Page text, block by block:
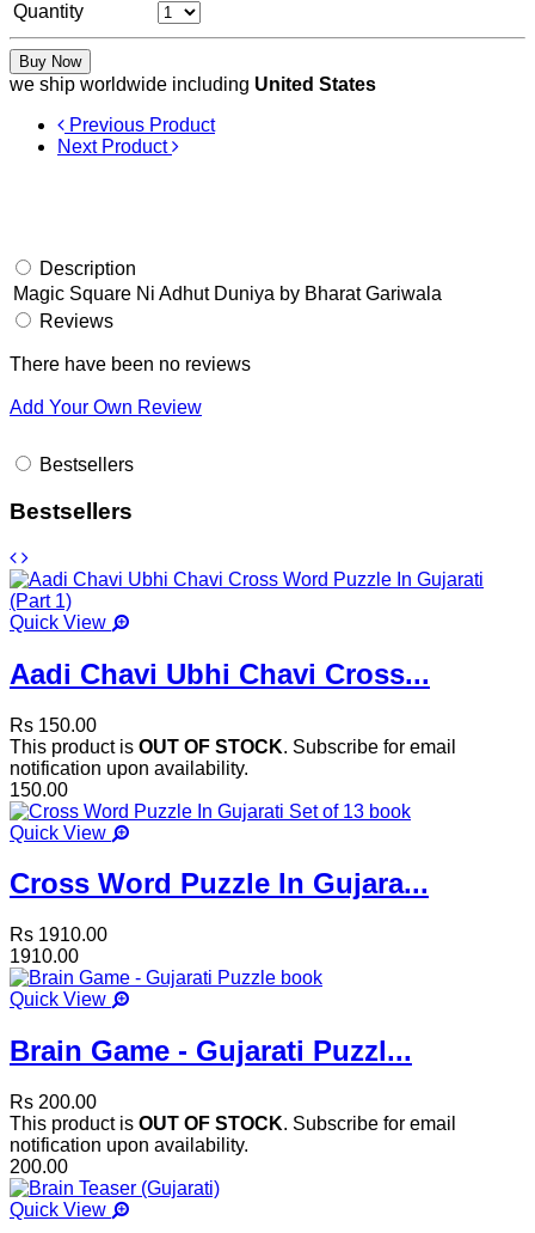
Quantity
Buy Now
we ship worldwide including United States
Previous Product
Next Product
Description
Magic Square Ni Adhut Duniya by Bharat Gariwala
Reviews
There have been no reviews
Add Your Own Review
Bestsellers
Bestsellers
Quick View
Aadi Chavi Ubhi Chavi Cross...
Rs 150.00
This product is OUT OF STOCK. Subscribe for email
notification upon availability.
150.00
Quick View
Cross Word Puzzle In Gujara...
Rs 1910.00
1910.00
Quick View
Brain Game - Gujarati Puzzl...
Rs 200.00
This product is OUT OF STOCK. Subscribe for email
notification upon availability.
200.00
Quick View